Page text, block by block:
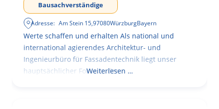
Bausachverständige
Adresse: Am Stein 15,97080WürzburgBayern
Werte schaffen und erhalten Als national und
international agierendes Architektur- und
Ingenieurbüro für Fassadentechnik liegt unser
hauptsächlicher Fokus in der
Weiterlesen …